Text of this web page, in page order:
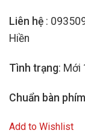
Liên hệ :
Hiền
Tình trạng: Mới
Chuẩn bàn phím
Add to Wishlist